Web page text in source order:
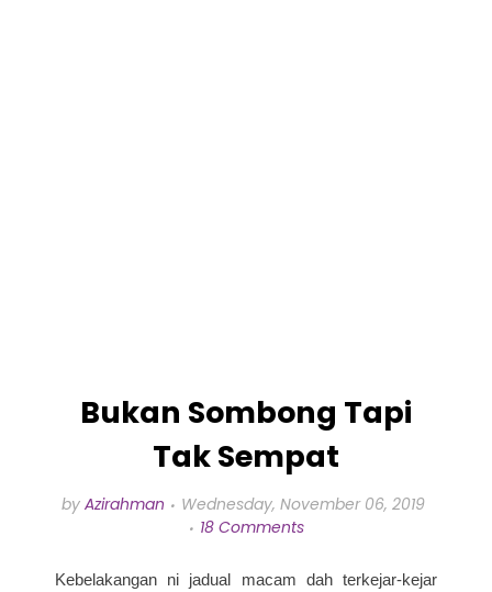
Bukan Sombong Tapi
Tak Sempat
by Azirahman
Wednesday, November 06, 2019
18 Comments
Kebelakangan ni jadual macam dah terkejar-kejar